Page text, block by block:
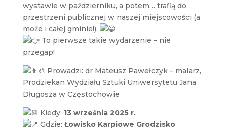
wystawie w październiku, a potem… trafią do
przestrzeni publicznej w naszej miejscowości (a
może i całej gminie!).
To pierwsze takie wydarzenie – nie
przegap!
Prowadzi: dr Mateusz Pawełczyk – malarz,
Prodziekan Wydziału Sztuki Uniwersytetu Jana
Długosza w Częstochowie
Kiedy: 13 września 2025 r.
Gdzie: Łowisko Karpiowe Grodzisko